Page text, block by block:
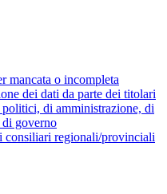
mancata o incompleta
dei dati da parte dei titolari
di amministrazione, di
governo
consiliari regionali/provinciali